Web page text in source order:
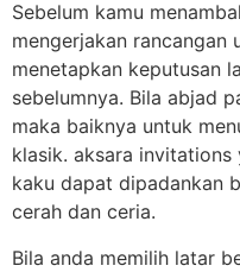
Sebelum kamu
mengerjakan rancangan
menetapkan keputusan
sebelumnya. Bila abjad
maka baiknya untuk
klasik. aksara
kaku dapat dipadankan
cerah dan ceria.
Bila anda memilih latar